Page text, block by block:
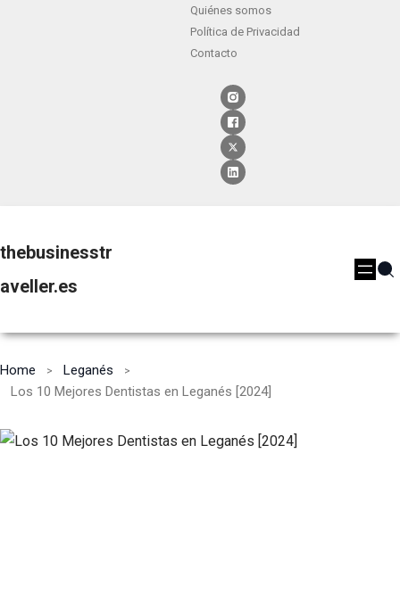
Quiénes somos
Política de Privacidad
Contacto
thebusinesstr
aveller.es
Home
Leganés
Los 10 Mejores Dentistas en Leganés [2024]